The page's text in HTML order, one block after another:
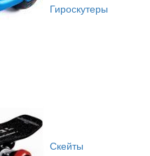
Гироскутеры
Скейты